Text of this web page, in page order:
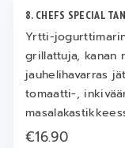
8. CHEFS SPECIAL
Yrtti-
grillattuja, kanan
jauhelihavarras
tomaatti-,
€16.90